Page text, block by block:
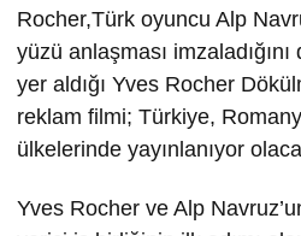
Rocher,Türk oyuncu Alp
yüzü anlaşması
yer aldığı Yves Rocher
reklam filmi; Türkiye,
ülkelerinde yayınlanıyor
Yves Rocher ve Alp